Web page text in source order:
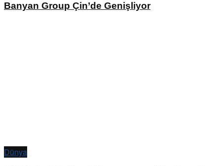
Banyan Group Çin’de Genişliyor
Dünya